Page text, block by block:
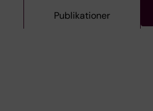
Publikationer